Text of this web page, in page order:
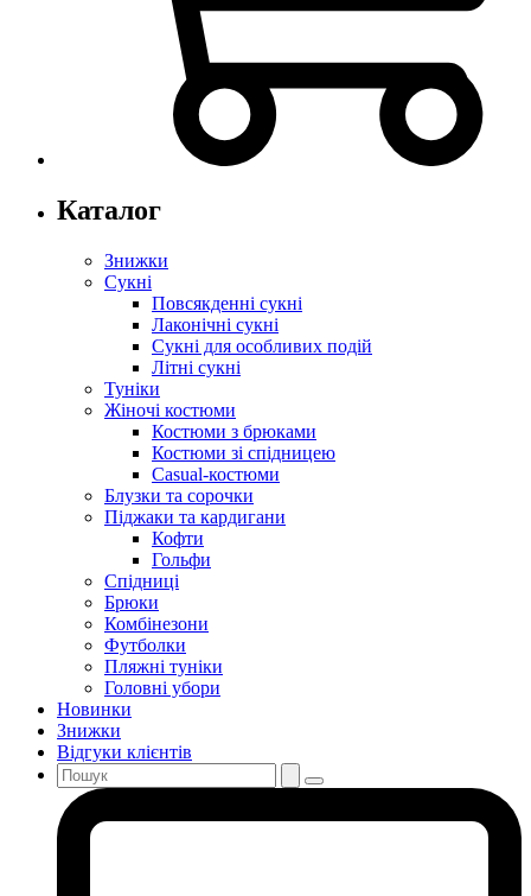
Каталог
Знижки
Сукні
Повсякденні сукні
Лаконічні сукні
Сукні для особливих подій
Літні сукні
Туніки
Жіночі костюми
Костюми з брюками
Костюми зі спідницею
Casual-костюми
Блузки та сорочки
Піджаки та кардигани
Кофти
Гольфи
Спідниці
Брюки
Комбінезони
Футболки
Пляжні туніки
Головні убори
Новинки
Знижки
Відгуки клієнтів